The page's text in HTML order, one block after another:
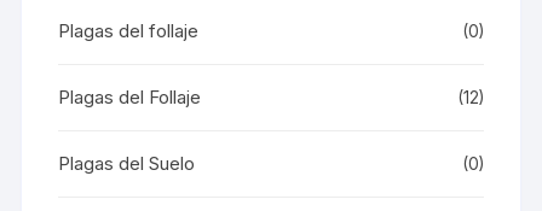
Plagas del follaje (0)
Plagas del Follaje (12)
Plagas del Suelo (0)